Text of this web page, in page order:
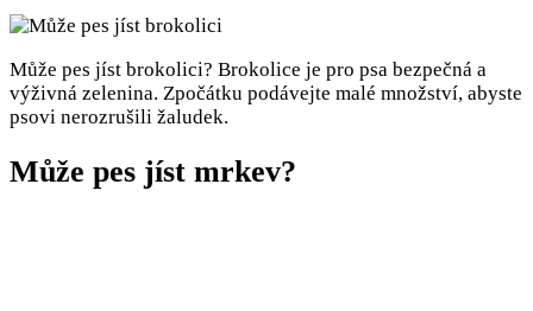
Může pes jíst brokolici? Brokolice je pro psa bezpečná a
výživná zelenina. Zpočátku podávejte malé množství, abyste
psovi nerozrušili žaludek.
Může pes jíst mrkev?